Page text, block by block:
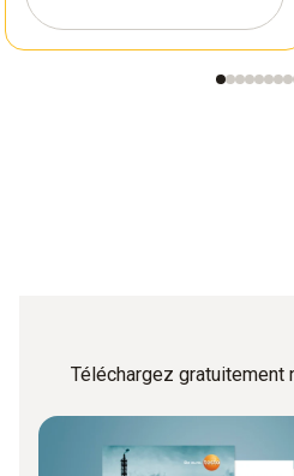
Téléchargez gratuitement